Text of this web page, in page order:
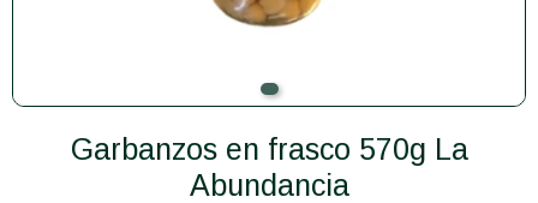
Garbanzos en frasco 570g La
Abundancia